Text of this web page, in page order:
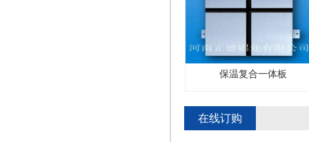
保温复合一体板
在线订购